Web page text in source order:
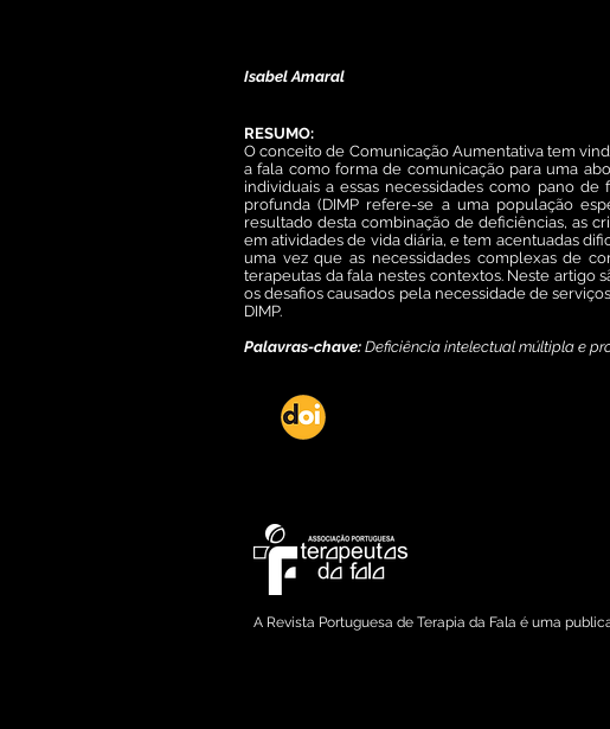
Isabel Amaral
RESUMO:
O conceito de Comunicação Aumentativa tem
a fala como forma de comunicação para uma
individuais a essas necessidades como pano
profunda (DIMP refere-se a uma população
resultado desta combinação de deficiências, as
em atividades de vida diária, e tem acentuadas
uma vez que as necessidades complexas de
terapeutas da fala nestes contextos. Neste artigo
os desafios causados pela necessidade de
DIMP.
Palavras-chave: Deficiência intelectual múltipla e
A Revista Portuguesa de Terapia da Fala é uma